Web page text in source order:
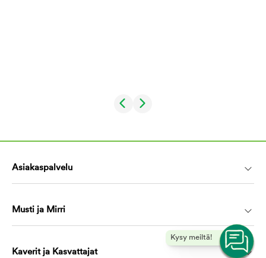
Kysy meiltä!
Asiakaspalvelu
Musti ja Mirri
Kaverit ja Kasvattajat